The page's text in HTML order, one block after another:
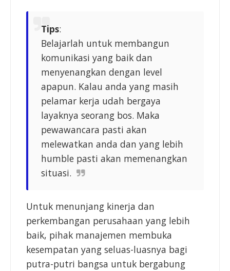
Tips:
Belajarlah untuk membangun
komunikasi yang baik dan
menyenangkan dengan level
apapun. Kalau anda yang masih
pelamar kerja udah bergaya
layaknya seorang bos. Maka
pewawancara pasti akan
melewatkan anda dan yang lebih
humble pasti akan memenangkan
situasi.
Untuk menunjang kinerja dan
perkembangan perusahaan yang lebih
baik, pihak manajemen membuka
kesempatan yang seluas-luasnya bagi
putra-putri bangsa untuk bergabung